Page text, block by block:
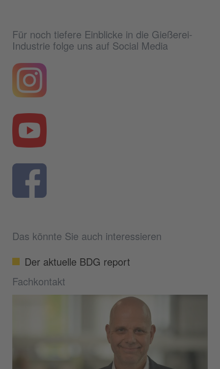
Für noch tiefere Einblicke in die Gießerei-
Industrie folge uns auf Social Media
Das könnte Sie auch interessieren
Der aktuelle BDG report
Fachkontakt